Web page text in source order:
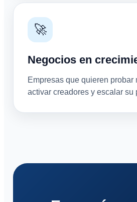
🚀
Negocios en
Empresas que quieren probar
activar creadores y escalar su